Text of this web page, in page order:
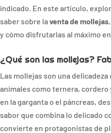
indicado. En este artículo,
saber sobre laventa de mollejas
y cómo disfrutarlas al máximo
¿Qué son las mollejas?
Las mollejas son una
animales como ternera, cordero
en la garganta o el páncreas,
sabor que combina lo delicado
convierte en protagonistas de